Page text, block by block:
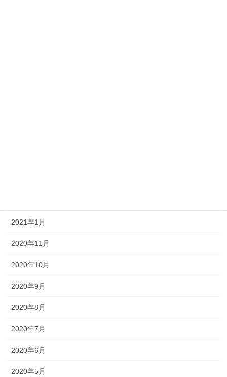
2021年1月
2020年11月
2020年10月
2020年9月
2020年8月
2020年7月
2020年6月
2020年5月